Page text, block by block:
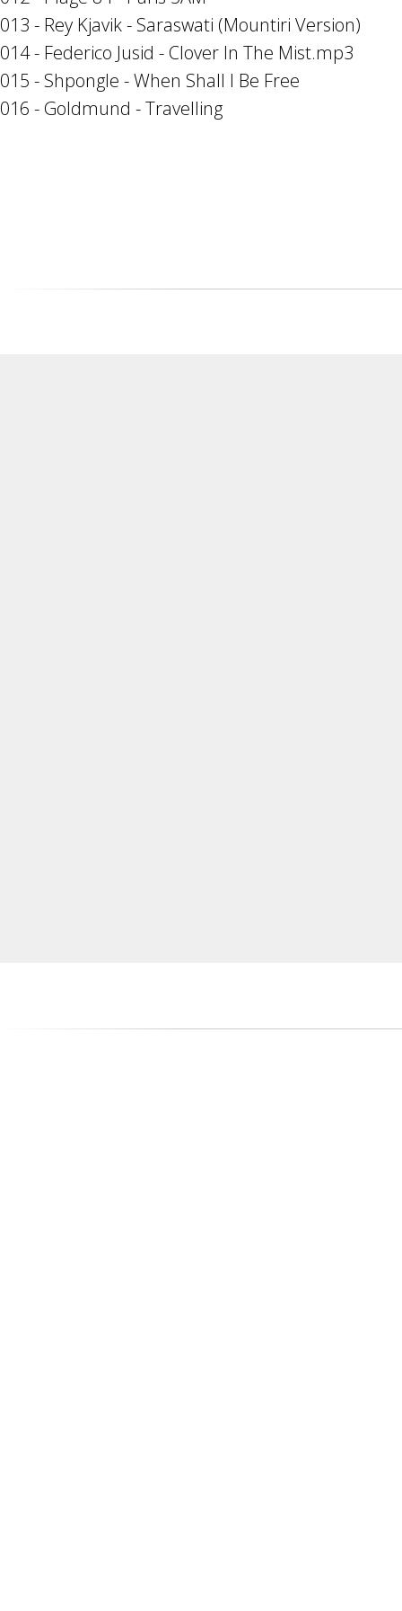
013 - Rey Kjavik - Saraswati (Mountiri Version)
014 - Federico Jusid - Clover In The Mist.mp3
015 - Shpongle - When Shall I Be Free
016 - Goldmund - Travelling